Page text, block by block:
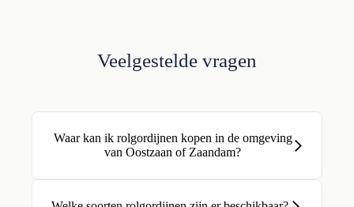
Veelgestelde vragen
Waar kan ik rolgordijnen kopen in de omgeving
van Oostzaan of Zaandam?